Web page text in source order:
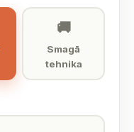
🚚
Smagā
tehnika